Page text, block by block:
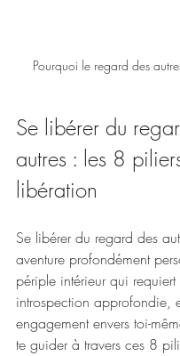
Pourquoi le regard des
Se libérer du
autres : les 8
libération
Se libérer du regard des
aventure profondément
périple intérieur qui
introspection approfondie,
engagement envers toi-
te guider à travers ces 8